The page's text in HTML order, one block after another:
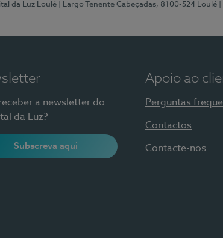
da Luz Loulé | Largo Tenente Cabeçadas, 8100-524 Loulé
a newsletter do
da Luz?
Subscreva aqui
Apoio ao
Perguntas
Contactos
Contacte-nos